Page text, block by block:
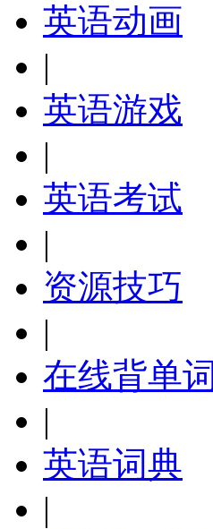
英语动画
|
英语游戏
|
英语考试
|
资源技巧
|
在线背单词
|
英语词典
|